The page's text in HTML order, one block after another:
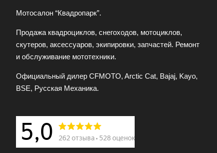
Мотосалон “Квадропарк”.
Продажа квадроциклов, снегоходов, мотоциклов,
скутеров, аксессуаров, экипировки, запчастей. Ремонт
и обслуживание мототехники.
Официальный дилер CFMOTO, Arctic Cat, Bajaj, Kayo,
BSE, Русская Механика.